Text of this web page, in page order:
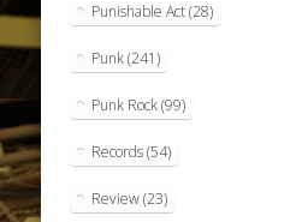
Punishable Act(28)
Punk(241)
Punk Rock(99)
Records(54)
Review(23)